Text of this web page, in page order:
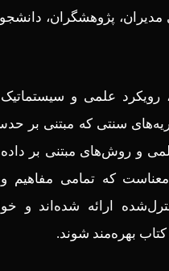
مدیران، پژوهشگران،
علمی و سیستماتیک
سنتی که مبتنی بر
و روش‌های مبتنی بر
که تمامی مفاهیم
ارائه شده‌اند و
کتاب بهره‌مند شوند.